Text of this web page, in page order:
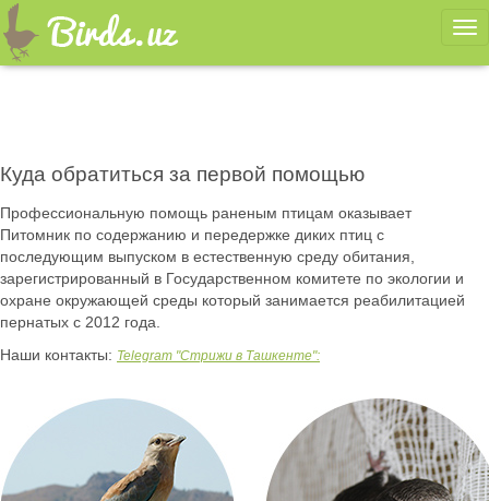
Куда обратиться за первой помощью
Профессиональную помощь раненым птицам оказывает
Питомник по содержанию и передержке диких птиц с
последующим выпуском в естественную среду обитания,
зарегистрированный в Государственном комитете по экологии и
охране окружающей среды который занимается реабилитацией
пернатых с 2012 года.
Наши контакты: Telegram "Стрижи в Ташкенте":